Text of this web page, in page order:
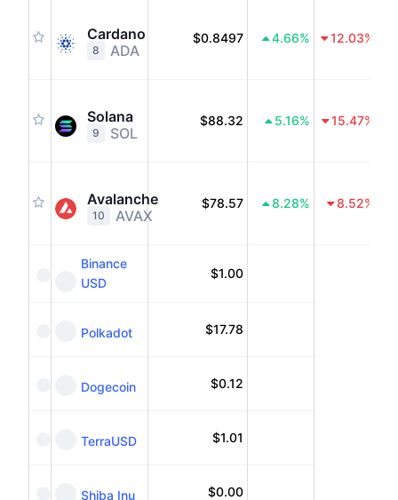
Cardano
8 ADA
$0.8497 4.66% 12.03%
Solana
9 SOL
$88.32 5.16% 15.47%
Avalanche
10 AVAX
$78.57 8.28% 8.52%
Binance
USD
$1.00
Polkadot $17.78
Dogecoin $0.12
TerraUSD $1.01
Shiba Inu $0.00